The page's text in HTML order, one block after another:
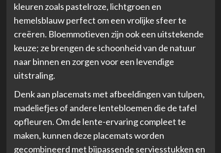
kleuren zoals pastelroze, lichtgroen en
hemelsblauw perfect om een vrolijke sfeer te
creëren. Bloemmotieven zijn ook een uitstekende
keuze; ze brengen de schoonheid van de natuur
naar binnen en zorgen voor een levendige
uitstraling.
Denk aan placemats met afbeeldingen van tulpen,
madeliefjes of andere lentebloemen die de tafel
opfleuren. Om de lente-ervaring compleet te
maken, kunnen deze placemats worden
gecombineerd met bijpassende serviesstukken en